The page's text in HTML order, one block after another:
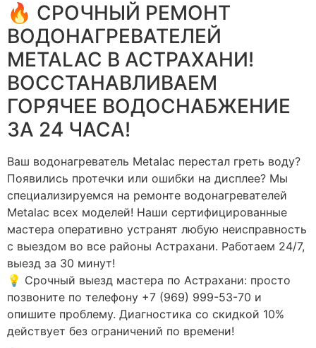
🔥 СРОЧНЫЙ РЕМОНТ
ВОДОНАГРЕВАТЕЛЕЙ
METALAC В АСТРАХАНИ!
ВОССТАНАВЛИВАЕМ
ГОРЯЧЕЕ ВОДОСНАБЖЕНИЕ
ЗА 24 ЧАСА!
Ваш водонагреватель Metalac перестал греть воду?
Появились протечки или ошибки на дисплее? Мы
специализируемся на ремонте водонагревателей
Metalac всех моделей! Наши сертифицированные
мастера оперативно устранят любую неисправность
с выездом во все районы Астрахани. Работаем 24/7,
выезд за 30 минут!
💡 Срочный выезд мастера по Астрахани: просто
позвоните по телефону +7 (969) 999-53-70 и
опишите проблему. Диагностика со скидкой 10%
действует без ограничений по времени!